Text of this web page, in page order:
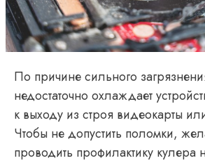
По причине сильного
недостаточно охлаждает
к выходу из строя видеокарты
Чтобы не допустить поломки,
проводить профилактику кулера